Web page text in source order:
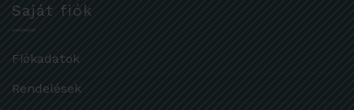
Saját fiók
Fiókadatok
Rendelések